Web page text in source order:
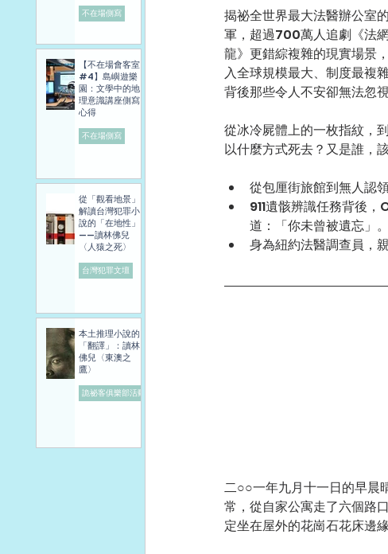
揭祕全世界最大法醫辦公室
軍，超過700萬人追劇《法
龍》更錯綜複雜的現實場景
入全球規模最大、制度最
背後那些令人不安卻無法忽視
從冰冷屍體上的一枚指紋，
以什麼方式死去？又是誰，
從包厘街旅館到無人認
911遺骸辨識任務背後
道：「你未曾被遺忘」。
身為紐約法醫調查員，
二○○一年九月十一日的早晨
常，從自家公寓走了六個路
定坐在屋外的花崗石花床邊
不在場側寫
【不在場會客室
#4】島嶼遊樂
園：文學中的地
理意識講座側寫
心得
不在場側寫
從「觀看地景」
解讀台灣犯罪小
說的「在地性」
——讀林佛兒
〈人猿之死〉
台灣犯罪文壇
本土推理小說的
「翻譯」：讀林
佛兒〈東澳之
鷹〉
詭祕客俱樂部活動